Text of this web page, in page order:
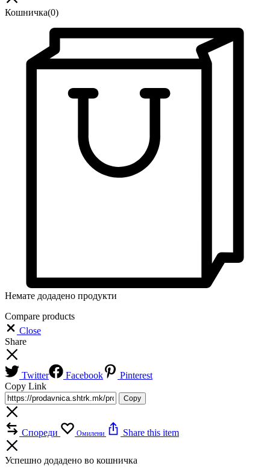
Кошничка(0)
Немате додадено продукти
Compare products
Close
Share
Twitter Facebook
Pinterest
Copy Link
Copy
Спореди Омилени Share this item
Успешно додадено во кошничка